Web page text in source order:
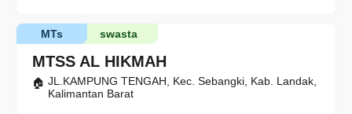
MTSS AL HIKMAH
swasta
MTs
JL.KAMPUNG TENGAH, Kec. Sebangki, Kab. Landak,
Kalimantan Barat